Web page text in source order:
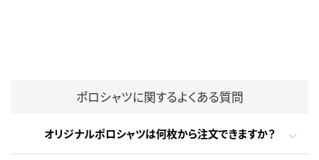
ポロシャツに関するよくある質問
オリジナルポロシャツは何枚から注文できますか？